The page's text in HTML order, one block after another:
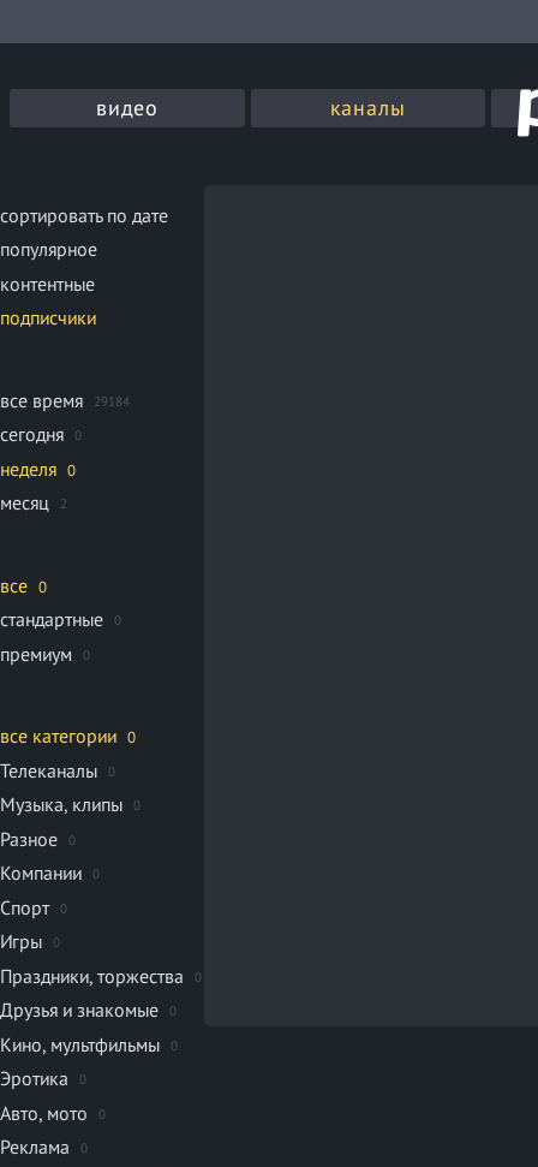
видео каналы
сортировать по дате
популярное
контентные
подписчики
все время 29184
сегодня 0
неделя 0
месяц 2
все 0
стандартные 0
премиум 0
все категории 0
Телеканалы 0
Музыка, клипы 0
Разное 0
Компании 0
Спорт 0
Игры 0
Праздники, торжества 0
Друзья и знакомые 0
Кино, мультфильмы 0
Эротика 0
Авто, мото 0
Реклама 0